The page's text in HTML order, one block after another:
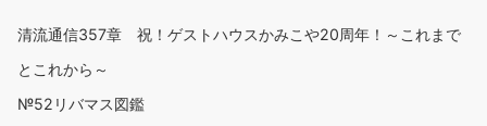
清流通信357章 祝！ゲストハウスかみこや20周年！～これまで
とこれから～
№52リバマス図鑑